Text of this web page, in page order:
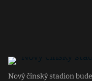
Nový čínský stadion